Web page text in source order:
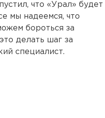
что «Урал» будет
мы надеемся, что
бороться за
делать шаг за
специалист.